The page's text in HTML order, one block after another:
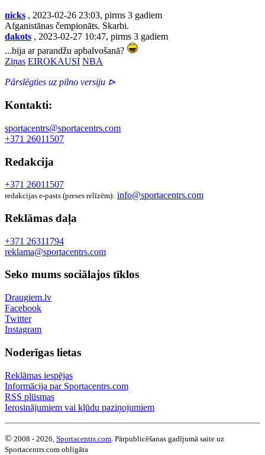
nicks , 2023-02-26 23:03, pirms 3 gadiem
Afganistānas čempionāts. Skarbi.
dakots , 2023-02-27 10:47, pirms 3 gadiem
...bija ar parandžu apbalvošanā?
Ziņas EIROKAUSI NBA
Pārslēgties uz pilno versiju ⊳
Kontakti:
sportacentrs@sportacentrs.com
+371 26011507
Redakcija
+371 26011507
redakcijas e-pasts (preses relīzēm): info@sportacentrs.com
Reklāmas daļa
+371 26311794
reklama@sportacentrs.com
Seko mums sociālajos tīklos
Draugiem.lv
Facebook
Twitter
Instagram
Noderīgas lietas
Reklāmas iespējas
Informācija par Sportacentrs.com
RSS plūsmas
Ierosinājumiem vai kļūdu paziņojumiem
© 2008 - 2026, Sportacentrs.com . Pārpublicēšanas gadījumā saite uz
Sportacentrs.com obligāta